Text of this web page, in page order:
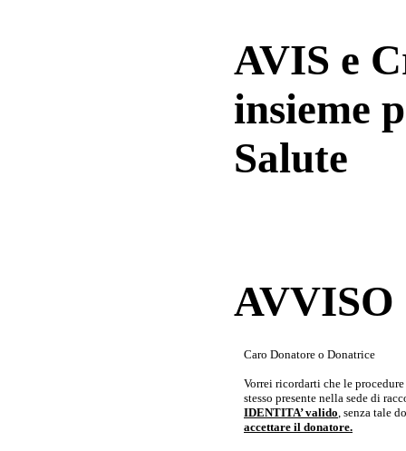
AVIS e
insieme
Salute
Caro Donatore o Donatrice
Vorrei ricordarti che le
stesso presente nella sede di
IDENTITA’ valido, senza tale
accettare il donatore.